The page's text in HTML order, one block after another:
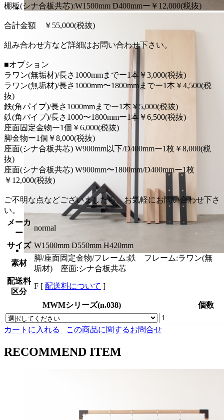
棚板(シナ合板共芯):W1500mm D400mmー￥12,000(税抜)
合計金額 ￥55,000(税抜)
組み合わせ方など詳細はお問い合わせ下さい。
■オプション
ラワン(無垢材)/長さ1000mmまでー1本￥3,000(税抜)
ラワン(無垢材)/長さ1000mm〜1800mmまでー1本￥4,500(税
抜)
鉄(角パイプ)/長さ1000mmまでー1本￥5,000(税抜)
鉄(角パイプ)/長さ1000〜1800mmー1本￥6,500(税抜)
座面固定金物ー1個￥6,000(税抜)
脚金物ー1個￥8,000(税抜)
座面(シナ合板共芯) W900mm以下/D400mmー1枚￥8,000(税
抜)
座面(シナ合板共芯) W900mm〜1800mm/D400mmー1枚
￥12,000(税抜)
ご不明な点などございましたら、お気軽にお問い合わせ下さ
い。
メーカ
ー
normal
サイズ W1500mm D550mm H420mm
素材
脚/座面固定金物/フレーム:鉄 フレーム:ラワン(無
垢材) 座面:シナ合板共芯
配送料
区分
F [ 配送料について ]
MWMシリーズ(n.038) 個数
カートに入れる この商品に関するお問合せ
RECOMMEND ITEM